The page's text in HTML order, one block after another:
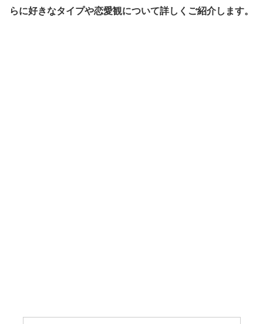
らに好きなタイプや恋愛観について詳しくご紹介します。